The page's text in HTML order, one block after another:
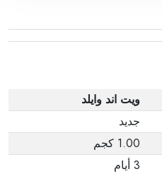
ويت اند وايلد
جديد
1.00 كجم
3 أيام